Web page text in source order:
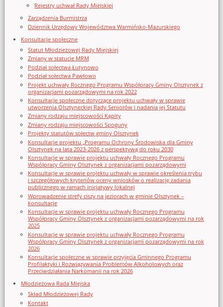
Rejestry uchwał Rady Miejskiej
Zarządzenia Burmistrza
Dziennik Urzędowy Województwa Warmińsko-Mazurskiego
Konsultacje społeczne
Statut Młodzieżowej Rady Miejskiej
Zmiany w statucie MRM
Podział sołectwa Łutynowo
Podział sołectwa Pawłowo
Projekt uchwały Rocznego Programu Współpracy Gminy Olsztynek z
organizacjami pozarządowymi na rok 2022
Konsultacje społeczne dotyczące projektu uchwały w sprawie
utworzenia Olsztyneckiej Rady Seniorów i nadania jej Statutu
Zmiany rodzaju miejscowości Kąpity
Zmiany rodzaju miejscowości Spoguny
Projekty statutów sołectw gminy Olsztynek
Konsultacje projektu „Programu Ochrony Środowiska dla Gminy
Olsztynek na lata 2023-2026 z perspektywą do roku 2030
Konsultacje w sprawie projektu uchwały Rocznego Programu
Współpracy Gminy Olsztynek z organizacjami pozarządowymi
Konsultacje w sprawie projektu uchwały w sprawie określenia trybu
i szczegółowych kryteriów oceny wniosków o realizację zadania
publicznego w ramach inicjatywy lokalnej
Wprowadzenie strefy ciszy na jeziorach w gminie Olsztynek –
konsultacje
Konsultacje w sprawie projektu uchwały Rocznego Programu
Współpracy Gminy Olsztynek z organizacjami pozarządowymi na rok
2025
Konsultacje w sprawie projektu uchwały Rocznego Programu
Współpracy Gminy Olsztynek z organizacjami pozarządowymi na rok
2026
Konsultacje społeczne w sprawie przyjęcia Gminnego Programu
Profilaktyki i Rozwiązywania Problemów Alkoholowych oraz
Przeciwdziałania Narkomanii na rok 2026
Młodzieżowa Rada Miejska
Skład Młodzieżowej Rady
Kontakt